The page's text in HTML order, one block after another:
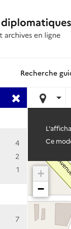
Recherche
4
2
1
7
Ce
+
−